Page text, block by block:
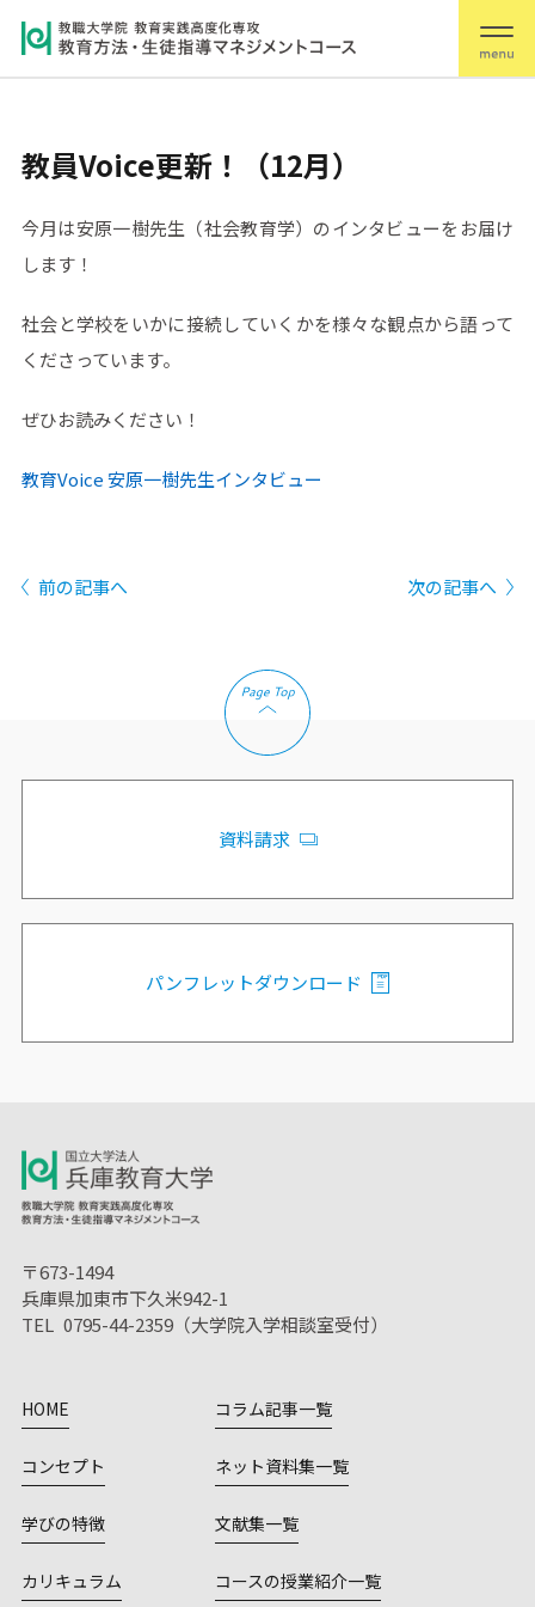
教員Voice更新！（12月）
今月は安原一樹先生（社会教育学）のインタビューをお届け
します！
社会と学校をいかに接続していくかを様々な観点から語って
くださっています。
ぜひお読みください！
教育Voice 安原一樹先生インタビュー
前の記事へ 次の記事へ
資料請求
パンフレットダウンロード
〒673-1494
兵庫県加東市下久米942-1
TEL 0795-44-2359（大学院入学相談室受付）
HOME
コンセプト
学びの特徴
カリキュラム
コラム記事一覧
ネット資料集一覧
文献集一覧
コースの授業紹介一覧